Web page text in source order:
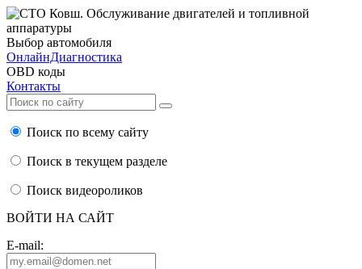
Выбор автомобиля
ОнлайнДиагностика
OBD коды
Контакты
Поиск по всему сайту
Поиск в текущем разделе
Поиск видеороликов
ВОЙТИ НА САЙТ
E-mail: